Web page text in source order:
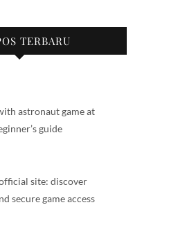
TERBARU
astronaut game at
guide
site: discover
secure game access